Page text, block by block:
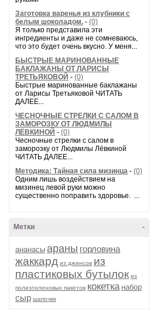
Заготовка варенья из клубники с
белым шоколадом. - (0)
Я только представила эти
ингредиенты и даже не сомневаюсь,
что это будет очень вкусно. У меня...
БЫСТРЫЕ МАРИНОВАННЫЕ
БАКЛАЖАНЫ ОТ ЛАРИСЫ
ТРЕТЬЯКОВОЙ - (0)
Быстрые маринованные баклажаны
от Ларисы Третьяковой ЧИТАТЬ
ДАЛЕЕ...
ЧЕСНОЧНЫЕ СТРЕЛКИ С САЛОМ В
ЗАМОРОЗКУ ОТ ЛЮДМИЛЫ
ЛЁВКИНОЙ - (0)
Чесночные стрелки с салом в
заморозку от Людмилы Лёвкиной
ЧИТАТЬ ДАЛЕЕ...
Методика: Тайная сила мизинца - (0)
Одним лишь воздействием на
мизинец левой руки можно
существенно поправить здоровье. ...
-
Метки
ананасы араны горловина
жаккард из джинсов из
пластиковых бутылок из
полиэтиленовых пакетов кокетка набор
сыр шапочки